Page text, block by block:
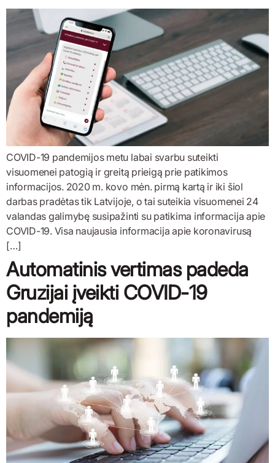
COVID-19 pandemijos metu labai svarbu suteikti
visuomenei patogią ir greitą prieigą prie patikimos
informacijos. 2020 m. kovo mėn. pirmą kartą ir iki šiol
darbas pradėtas tik Latvijoje, o tai suteikia visuomenei 24
valandas galimybę susipažinti su patikima informacija apie
COVID-19. Visa naujausia informacija apie koronavirusą
[…]
Automatinis vertimas padeda
Gruzijai įveikti COVID-19
pandemiją